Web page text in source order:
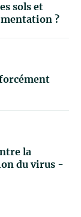
sols et
?
la
du virus -